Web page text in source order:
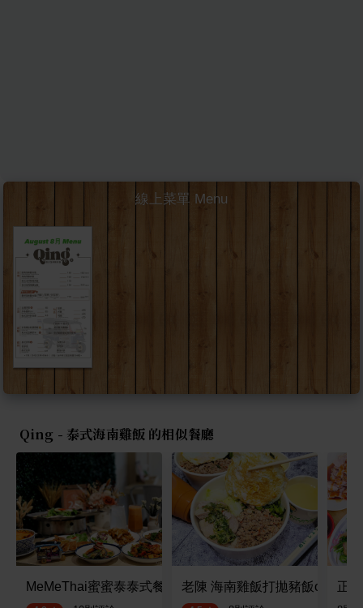
線上菜單 Menu
Qing - 泰式海南雞飯 的相似餐廳
MeMeThai蜜蜜泰泰式餐廳 老陳 海南雞飯打拋豬飯 正